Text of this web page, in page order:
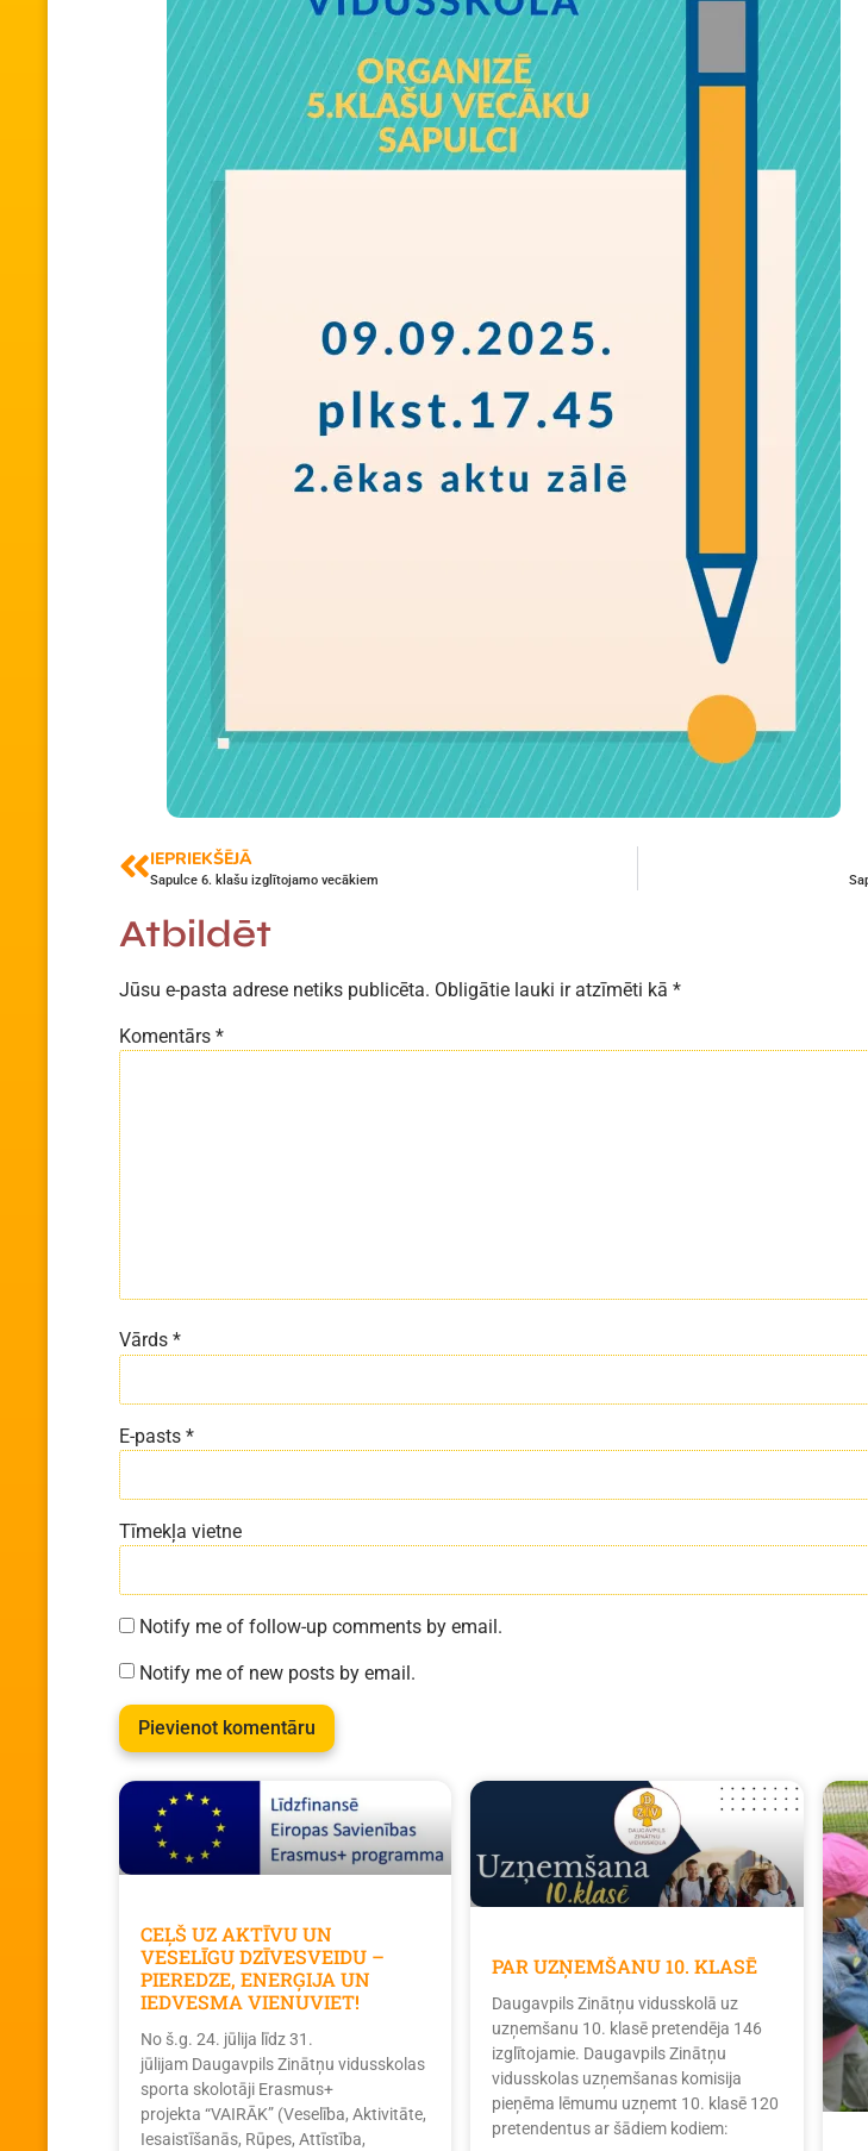
IEPRIEKŠĒJĀ
Sapulce 6. klašu izglītojamo vecākiem
Atbildēt
Jūsu e-pasta adrese netiks publicēta. Obligātie lauki ir atzīmēti kā *
Komentārs *
Vārds *
E-pasts *
Tīmekļa vietne
Notify me of follow-up comments by email.
Notify me of new posts by email.
CEĻŠ UZ AKTĪVU UN
VESELĪGU DZĪVESVEIDU –
PIEREDZE, ENERĢIJA UN
IEDVESMA VIENUVIET!
No š.g. 24. jūlija līdz 31.
jūlijam Daugavpils Zinātņu vidusskolas
sporta skolotāji Erasmus+
projekta “VAIRĀK” (Veselība, Aktivitāte,
Iesaistīšanās, Rūpes, Attīstība,
PAR UZŅEMŠANU 10. KLASĒ
Daugavpils Zinātņu vidusskolā uz
uzņemšanu 10. klasē pretendēja 146
izglītojamie. Daugavpils Zinātņu
vidusskolas uzņemšanas komisija
pieņēma lēmumu uzņemt 10. klasē 120
pretendentus ar šādiem kodiem: